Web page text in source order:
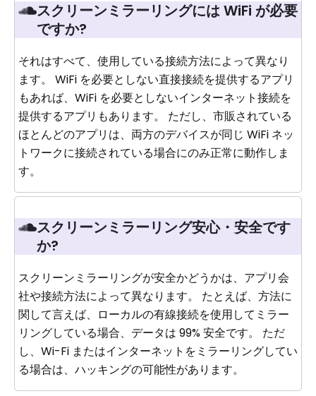
スクリーンミラーリングには WiFi が必要
ですか?
それはすべて、使用している接続方法によって異なり
ます。 WiFi を必要としない直接接続を提供するアプリ
もあれば、WiFi を必要としないインターネット接続を
提供するアプリもあります。 ただし、市販されている
ほとんどのアプリは、両方のデバイスが同じ WiFi ネッ
トワークに接続されている場合にのみ正常に動作しま
す。
スクリーンミラーリング安心・安全です
か?
スクリーンミラーリングが安全かどうかは、アプリ会
社や接続方法によって異なります。 たとえば、方法に
関して言えば、ローカルの有線接続を使用してミラー
リングしている場合、データは 99% 安全です。 ただ
し、Wi-Fi またはインターネットをミラーリングしてい
る場合は、ハッキングの可能性があります。